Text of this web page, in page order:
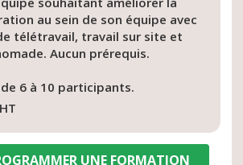
au sein de son équipe avec
télétravail, travail sur site et
Aucun prérequis.
6 à 10 participants.
UNE FORMATION